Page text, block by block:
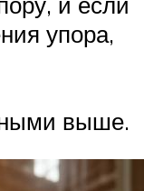
упора,
выше.